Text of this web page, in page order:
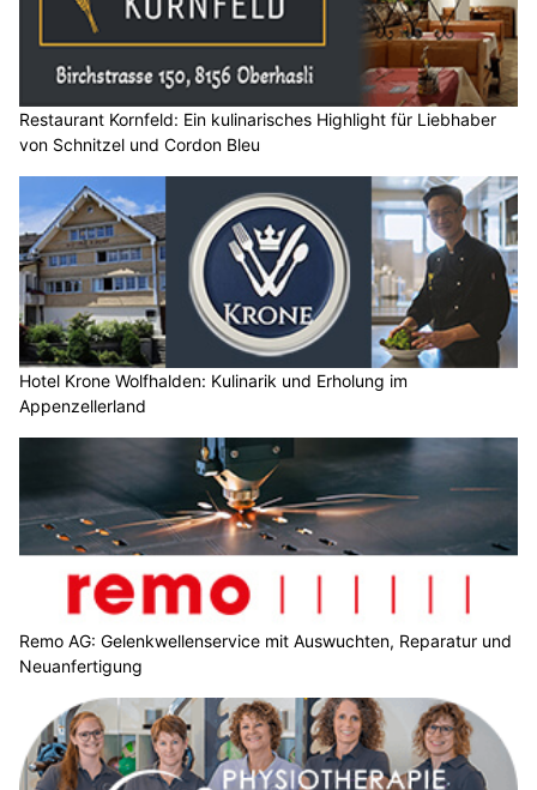
Restaurant Kornfeld: Ein kulinarisches Highlight für Liebhaber
von Schnitzel und Cordon Bleu
Hotel Krone Wolfhalden: Kulinarik und Erholung im
Appenzellerland
Remo AG: Gelenkwellenservice mit Auswuchten, Reparatur und
Neuanfertigung